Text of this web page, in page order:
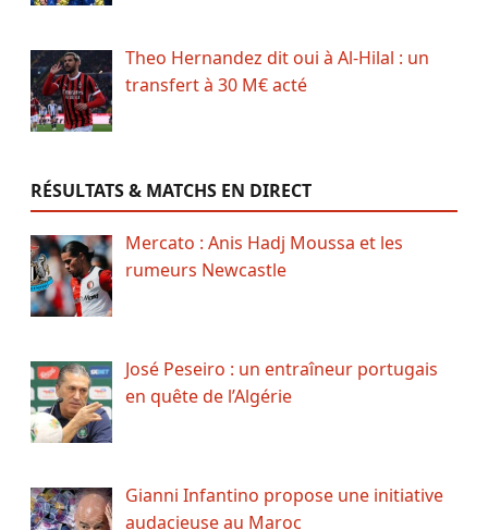
Theo Hernandez dit oui à Al-Hilal : un
transfert à 30 M€ acté
RÉSULTATS & MATCHS EN DIRECT
Mercato : Anis Hadj Moussa et les
rumeurs Newcastle
José Peseiro : un entraîneur portugais
en quête de l’Algérie
Gianni Infantino propose une initiative
audacieuse au Maroc